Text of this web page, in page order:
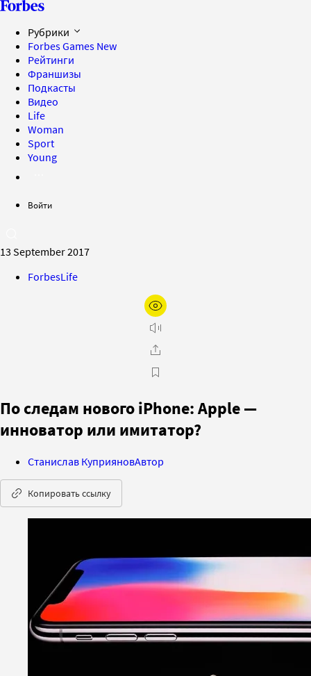
Рубрики
Forbes Games New
Рейтинги
Франшизы
Подкасты
Видео
Life
Woman
Sport
Young
Войти
13 September 2017
ForbesLife
По следам нового iPhone: Apple —
инноватор или имитатор?
Станислав КуприяновАвтор
Копировать ссылку